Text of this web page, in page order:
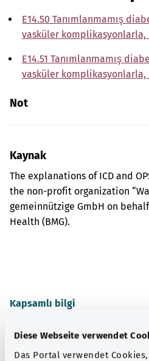
Diese Webseite verwendet
Das Portal verwendet
E14.50 Tanımlanmamış
vasküler
E14.51 Tanımlanmamış
vasküler
Not
Kaynak
The explanations of ICD and
the non-profit organization
gemeinnützige GmbH on
Health (BMG).
Kapsamlı bilgi